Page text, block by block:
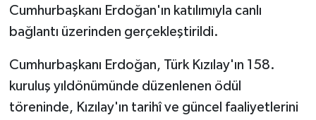
Cumhurbaşkanı Erdoğan'ın katılımıyla canlı
bağlantı üzerinden gerçekleştirildi.
Cumhurbaşkanı Erdoğan, Türk Kızılay'ın 158.
kuruluş yıldönümünde düzenlenen ödül
töreninde, Kızılay'ın tarihî ve güncel faaliyetlerini